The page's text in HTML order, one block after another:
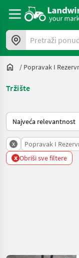
Pretraži ponude
/ Popravak I
Tržište
Način na koji sortira
x Popravak I
x Obriši sve filtere